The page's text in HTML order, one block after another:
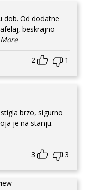
beskrajno
2 1
3 3